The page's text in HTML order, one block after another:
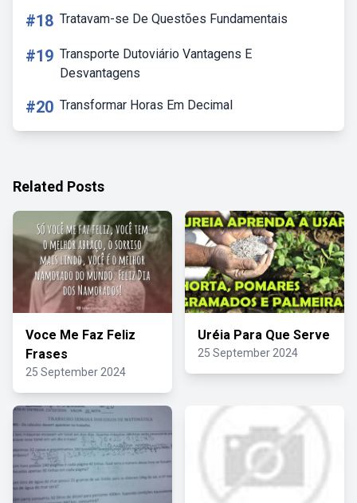
#18 Tratavam-se De Questões Fundamentais
#19 Transporte Dutoviário Vantagens E
Desvantagens
#20 Transformar Horas Em Decimal
Related Posts
Voce Me Faz Feliz
Frases
25 September 2024
Uréia Para Que Serve
25 September 2024